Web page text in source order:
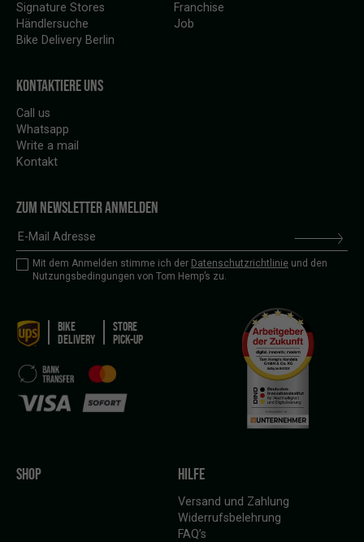
Signature Stores
Händlersuche
Bike Delivery Berlin
Franchise
Job
KONTAKTIERE UNS
Call us
Whatsapp
Write a mail
Kontakt
ZUM NEWSLETTER ANMELDEN
Mit dem Anmelden stimme ich der Datenschutzrichtlinie und den
Nutzungsbedingungen von Tom Hemp’s zu.
BIKE
DELIVERY
STORE
PICK-UP
SHOP HILFE
Versand und Zahlung
Widerrufsbelehrung
FAQ’s